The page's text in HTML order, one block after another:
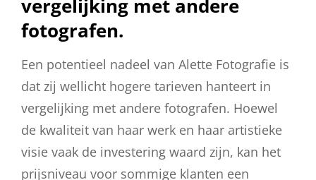
vergelijking met andere
fotografen.
Een potentieel nadeel van Alette Fotografie is
dat zij wellicht hogere tarieven hanteert in
vergelijking met andere fotografen. Hoewel
de kwaliteit van haar werk en haar artistieke
visie vaak de investering waard zijn, kan het
prijsniveau voor sommige klanten een